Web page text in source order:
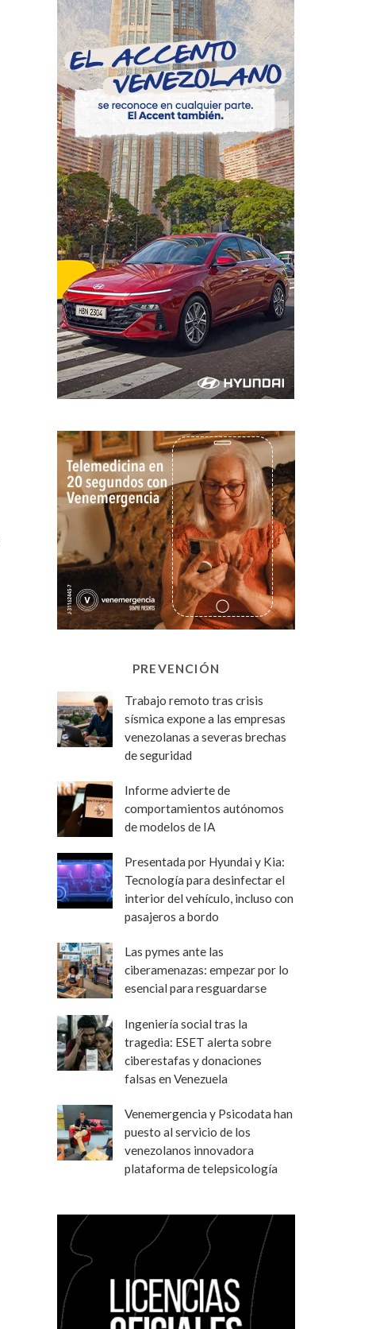
PREVENCIÓN
Trabajo remoto tras crisis
sísmica expone a las empresas
venezolanas a severas brechas
de seguridad
Informe advierte de
comportamientos autónomos
de modelos de IA
Presentada por Hyundai y Kia:
Tecnología para desinfectar el
interior del vehículo, incluso con
pasajeros a bordo
Las pymes ante las
ciberamenazas: empezar por lo
esencial para resguardarse
Ingeniería social tras la
tragedia: ESET alerta sobre
ciberestafas y donaciones
falsas en Venezuela
Venemergencia y Psicodata han
puesto al servicio de los
venezolanos innovadora
plataforma de telepsicología